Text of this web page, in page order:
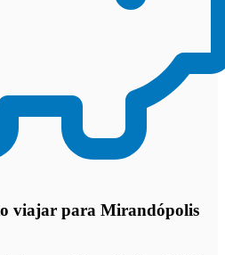
viajar para Mirandópolis